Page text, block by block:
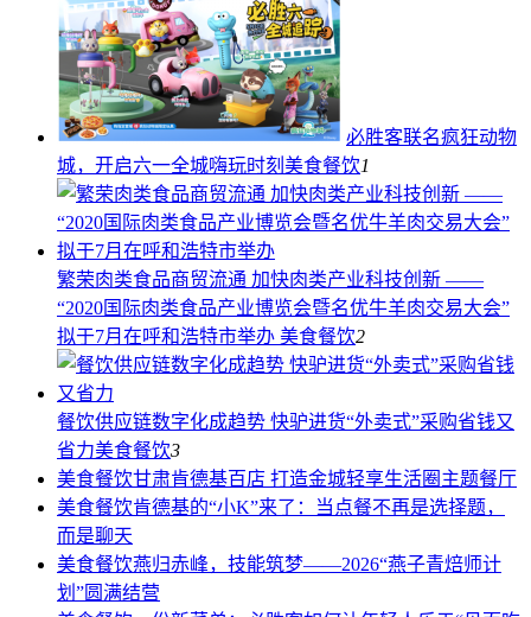
必胜客联名疯狂动物
城，开启六一全城嗨玩时刻 美食餐饮1
繁荣肉类食品商贸流通 加快肉类产业科技创新 ——
“2020国际肉类食品产业博览会暨名优牛羊肉交易大会”
拟于7月在呼和浩特市举办 美食餐饮2
餐饮供应链数字化成趋势 快驴进货“外卖式”采购省钱又
省力美食餐饮3
美食餐饮甘肃肯德基百店 打造金城轻享生活圈主题餐厅
美食餐饮肯德基的“小K”来了：当点餐不再是选择题，
而是聊天
美食餐饮燕归赤峰，技能筑梦——2026“燕子青焙师计
划”圆满结营